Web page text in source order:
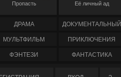
Пропасть Её личный ад
ДРАМА ДОКУМЕНТАЛЬНЫЙ
МУЛЬТФИЛЬМ ПРИКЛЮЧЕНИЯ
ФЭНТЕЗИ ФАНТАСТИКА